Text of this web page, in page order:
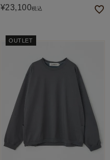
¥23,100税込
OUTLET